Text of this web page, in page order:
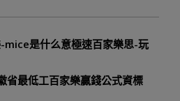
mice是什么意極速百家樂思-玩
省最低工百家樂贏錢公式資標